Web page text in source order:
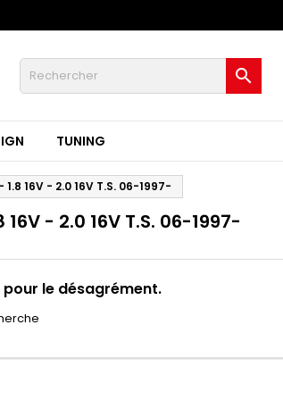

TUNING
1.8 16V - 2.0 16V T.S. 06-1997-
16V - 2.0 16V T.S. 06-1997-
pour le désagrément.